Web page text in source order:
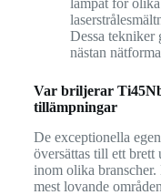
lämpat för
Dessa tekniker
nästan
Var briljerar
tillämpningar
De exceptionella
översättas till ett brett
inom olika
mest lovande